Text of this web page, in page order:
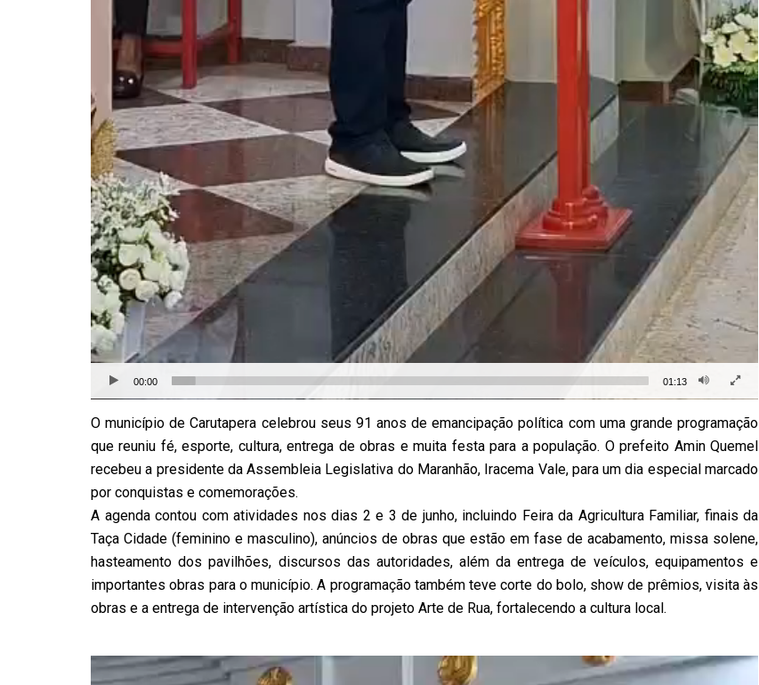
00:00 01:13
O município de Carutapera celebrou seus 91 anos de emancipação política com uma grande programação
que reuniu fé, esporte, cultura, entrega de obras e muita festa para a população. O prefeito Amin Quemel
recebeu a presidente da Assembleia Legislativa do Maranhão, Iracema Vale, para um dia especial marcado
por conquistas e comemorações.
A agenda contou com atividades nos dias 2 e 3 de junho, incluindo Feira da Agricultura Familiar, finais da
Taça Cidade (feminino e masculino), anúncios de obras que estão em fase de acabamento, missa solene,
hasteamento dos pavilhões, discursos das autoridades, além da entrega de veículos, equipamentos e
importantes obras para o município. A programação também teve corte do bolo, show de prêmios, visita às
obras e a entrega de intervenção artística do projeto Arte de Rua, fortalecendo a cultura local.
de